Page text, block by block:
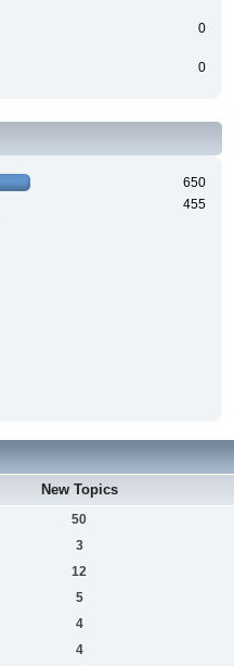
0
0
650
455
New Topics
50
3
12
5
4
4